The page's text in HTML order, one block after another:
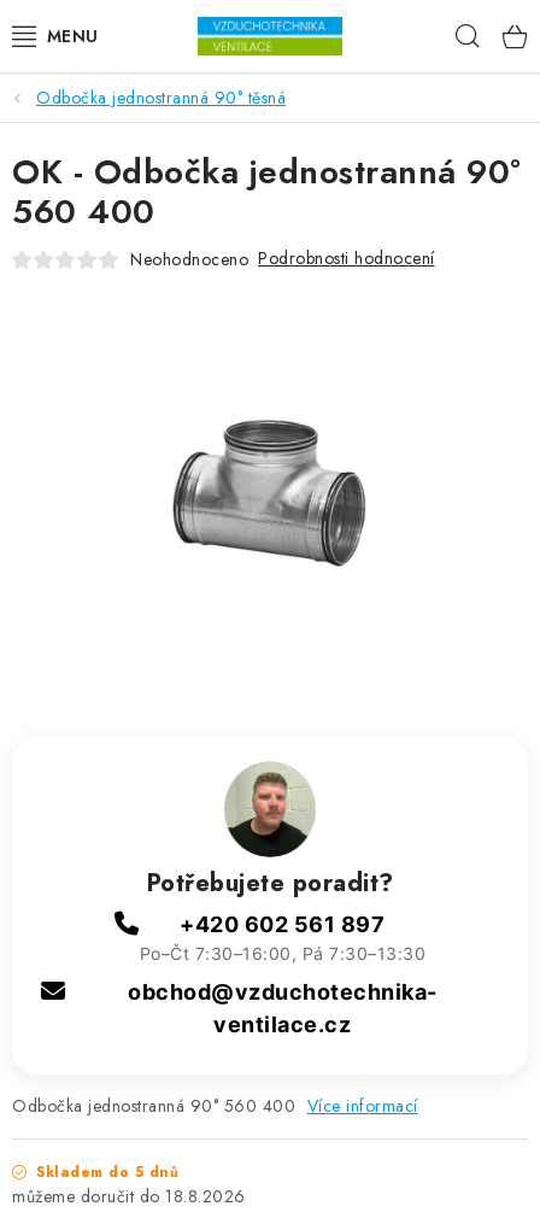
VENTILÁTORY
VZDUCHOTECHNIKA
REKUPERACE
ZVLHČOVAČE VZDUCHU PRŮMYSLOVÉ
Kontakty
Odbočka jednostranná 90° těsná
Odbočka jednostranná 90° 560 400 Více informací
Skladem do 5 dnů
18.8.2026
OK - Odbočka jednostranná 90°
560 400
Neohodnoceno Podrobnosti hodnocení
Potřebujete poradit?
+420 602 561 897
Po–Čt 7:30–16:00, Pá 7:30–13:30
obchod@vzduchotechnika-
ventilace.cz